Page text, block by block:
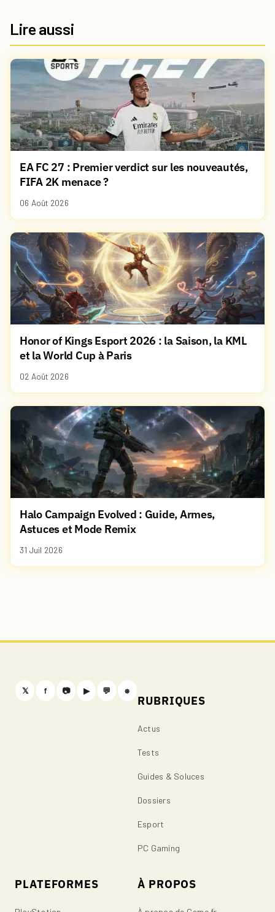
Lire aussi
EA FC 27 : Premier verdict sur les nouveautés,
FIFA 2K menace ?
06 Août 2026
Honor of Kings Esport 2026 : la Saison, la KML
et la World Cup à Paris
02 Août 2026
Halo Campaign Evolved : Guide, Armes,
Astuces et Mode Remix
31 Juil 2026
𝕏 f 📷 ▶ 💬 ⎈
RUBRIQUES
Actus
Tests
Guides & Soluces
Dossiers
Esport
PC Gaming
PLATEFORMES À PROPOS